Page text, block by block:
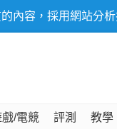
內容，採用網站分
/電競 評測 教學